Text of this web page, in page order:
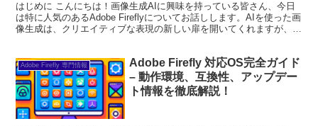
はじめに こんにちは！画像生成AIに興味を持っている皆さん、今日
は特に人気のあるAdobe Fireflyについてお話しします。AIを使った画
像生成は、クリエイティブな表現の新しい扉を開いてくれますが、そ
Adobe Firefly 専門情報
Adobe Firefly 対応OS完全ガイド
– 動作環境、互換性、アップデー
ト情報を徹底解説！